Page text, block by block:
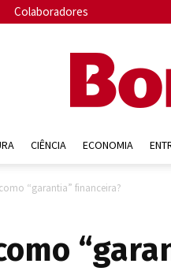
Colaboradores
CIÊNCIA ECONOMIA
“garantia” financeira?